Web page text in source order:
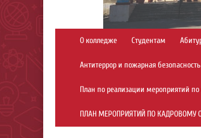
О колледже Студентам
Антитеррор и пожарная безопасность
План по реализации мероприятий
ПЛАН МЕРОПРИЯТИЙ ПО КАДРОВОМУ